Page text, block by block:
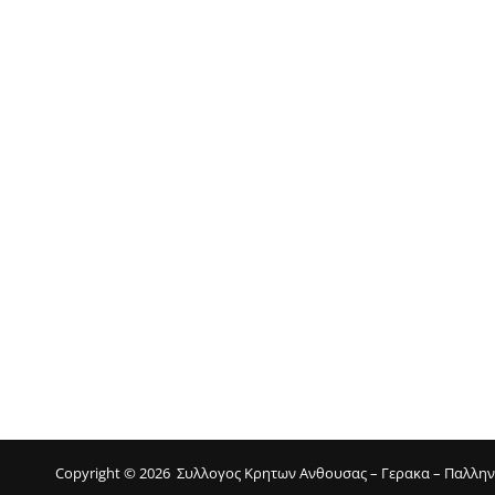
Copyright © 2026 Συλλογος Κρητων Ανθουσας – Γερακα –